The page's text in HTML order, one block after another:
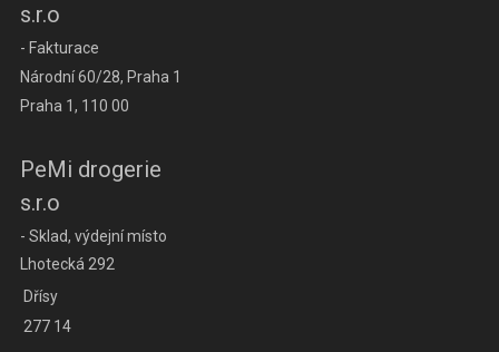
s.r.o
- Fakturace
Národní 60/28, Praha 1
Praha 1, 110 00
PeMi drogerie
s.r.o
- Sklad, výdejní místo
Lhotecká 292
Dřísy
277 14